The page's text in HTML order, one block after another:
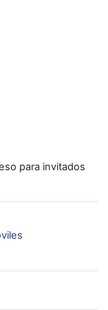
para invitados